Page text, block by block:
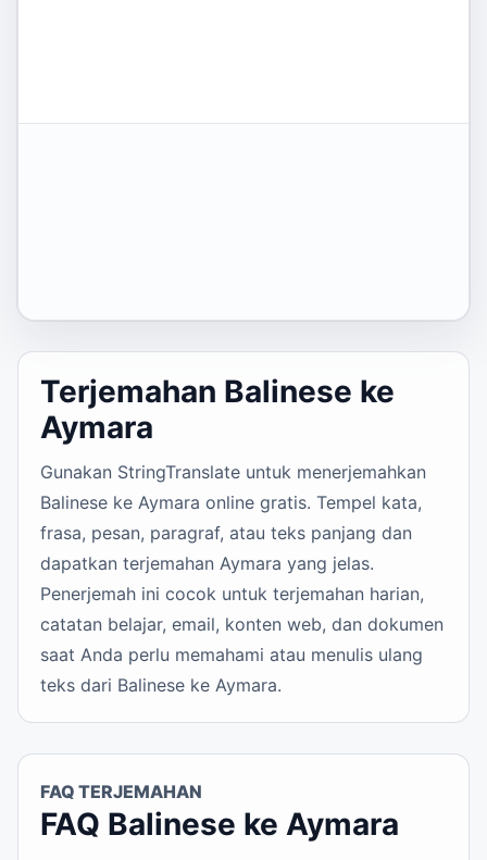
Terjemahan Balinese ke
Aymara
Gunakan StringTranslate untuk menerjemahkan
Balinese ke Aymara online gratis. Tempel kata,
frasa, pesan, paragraf, atau teks panjang dan
dapatkan terjemahan Aymara yang jelas.
Penerjemah ini cocok untuk terjemahan harian,
catatan belajar, email, konten web, dan dokumen
saat Anda perlu memahami atau menulis ulang
teks dari Balinese ke Aymara.
FAQ TERJEMAHAN
FAQ Balinese ke Aymara